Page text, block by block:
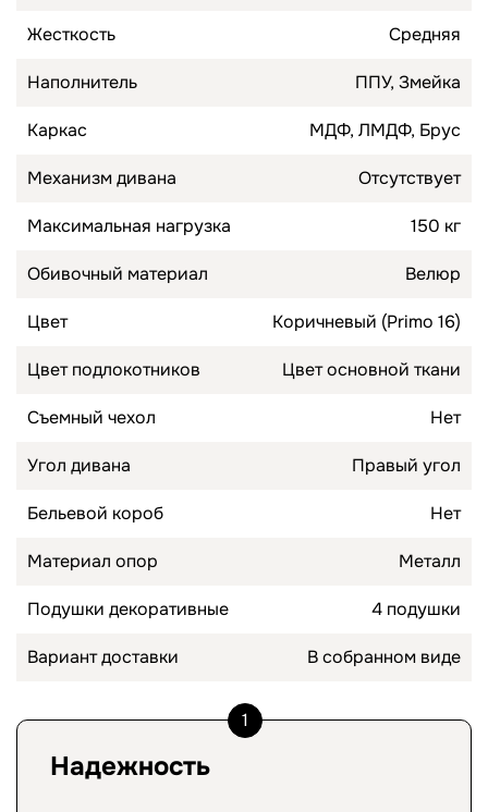
Жесткость Средняя
Наполнитель ППУ, Змейка
Каркас МДФ, ЛМДФ, Брус
Механизм дивана Отсутствует
Максимальная нагрузка 150 кг
Обивочный материал Велюр
Цвет Коричневый (Primo 16)
Цвет подлокотников Цвет основной ткани
Съемный чехол Нет
Угол дивана Правый угол
Бельевой короб Нет
Материал опор Металл
Подушки декоративные 4 подушки
Вариант доставки В собранном виде
1
Надежность